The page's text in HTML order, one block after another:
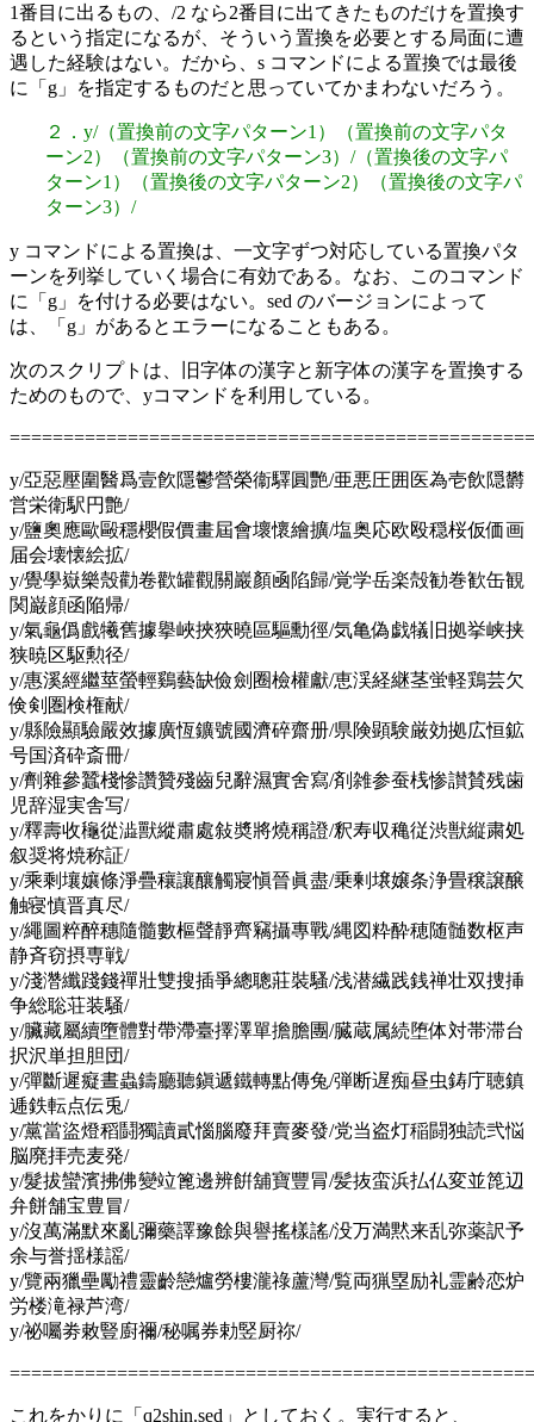
1番目に出るもの、/2 なら2番目に出てきたものだけを置換す
るという指定になるが、そういう置換を必要とする局面に遭
遇した経験はない。だから、s コマンドによる置換では最後
に「g」を指定するものだと思っていてかまわないだろう。
２．y/（置換前の文字パターン1）（置換前の文字パタ
ーン2）（置換前の文字パターン3）/（置換後の文字パ
ターン1）（置換後の文字パターン2）（置換後の文字パ
ターン3）/
y コマンドによる置換は、一文字ずつ対応している置換パタ
ーンを列挙していく場合に有効である。なお、このコマンド
に「g」を付ける必要はない。sed のバージョンによって
は、「g」があるとエラーになることもある。
次のスクリプトは、旧字体の漢字と新字体の漢字を置換する
ためのもので、yコマンドを利用している。
y/亞惡壓圍醫爲壹飮隱鬱營榮衞驛圓艷/亜悪圧囲医為壱飲隠欝
営栄衛駅円艶/
y/鹽奧應歐毆穩櫻假價畫屆會壞懷繪擴/塩奥応欧殴穏桜仮価画
届会壊懐絵拡/
y/覺學嶽樂殼勸卷歡罐觀關巖顏凾陷歸/覚学岳楽殻勧巻歓缶観
関巌顔函陥帰/
y/氣龜僞戲犧舊據擧峽挾狹曉區驅勳徑/気亀偽戯犠旧拠挙峡挟
狭暁区駆勲径/
y/惠溪經繼莖螢輕鷄藝缺儉劍圈檢權獻/恵渓経継茎蛍軽鶏芸欠
倹剣圏検権献/
y/縣險顯驗嚴效據廣恆鑛號國濟碎齋册/県険顕験厳効拠広恒鉱
号国済砕斎冊/
y/劑雜參蠶棧慘讚贊殘齒兒辭濕實舍寫/剤雑参蚕桟惨讃賛残歯
児辞湿実舎写/
y/釋壽收龝從澁獸縱肅處敍奬將燒稱證/釈寿収穐従渋獣縦粛処
叙奨将焼称証/
y/乘剩壤孃條淨疊穰讓釀觸寢愼晉眞盡/乗剰壌嬢条浄畳穣譲醸
触寝慎晋真尽/
y/繩圖粹醉穗隨髓數樞聲靜齊竊攝專戰/縄図粋酔穂随髄数枢声
静斉窃摂専戦/
y/淺濳纖踐錢禪壯雙搜插爭總聰莊裝騷/浅潜繊践銭禅壮双捜挿
争総聡荘装騒/
y/臟藏屬續墮體對帶滯臺擇澤單擔膽團/臓蔵属続堕体対帯滞台
択沢単担胆団/
y/彈斷遲癡晝蟲鑄廳聽鎭遞鐵轉點傳兔/弾断遅痴昼虫鋳庁聴鎮
逓鉄転点伝兎/
y/黨當盜燈稻鬪獨讀貳惱腦廢拜賣麥發/党当盗灯稲闘独読弐悩
脳廃拝売麦発/
y/髮拔蠻濱拂佛變竝篦邊辨餠舖寶豐冐/髪抜蛮浜払仏変並箆辺
弁餅舗宝豊冒/
y/沒萬滿默來亂彌藥譯豫餘與譽搖樣謠/没万満黙来乱弥薬訳予
余与誉揺様謡/
y/覽兩獵壘勵禮靈齡戀爐勞樓瀧祿蘆灣/覧両猟塁励礼霊齢恋炉
労楼滝禄芦湾/
y/祕囑劵敕豎廚禰/秘嘱券勅竪厨祢/
これをかりに「q2shin.sed」としておく。実行すると、